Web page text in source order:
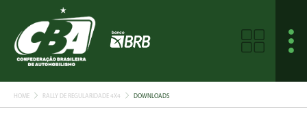
HOME RALLY DE REGULARIDADE 4X4 DOWNLOADS